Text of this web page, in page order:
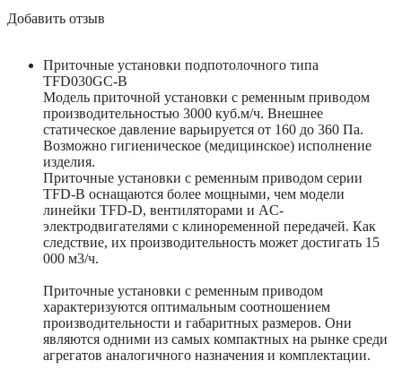
Добавить отзыв
Приточные установки подпотолочного типа
TFD030GC-B
Модель приточной установки с ременным приводом
производительностью 3000 куб.м/ч. Внешнее
статическое давление варьируется от 160 до 360 Па.
Возможно гигиеническое (медицинское) исполнение
изделия.
Приточные установки с ременным приводом серии
TFD-B оснащаются более мощными, чем модели
линейки TFD-D, вентиляторами и AC-
электродвигателями с клиноременной передачей. Как
следствие, их производительность может достигать 15
000 м3/ч.
Приточные установки с ременным приводом
характеризуются оптимальным соотношением
производительности и габаритных размеров. Они
являются одними из самых компактных на рынке среди
агрегатов аналогичного назначения и комплектации.